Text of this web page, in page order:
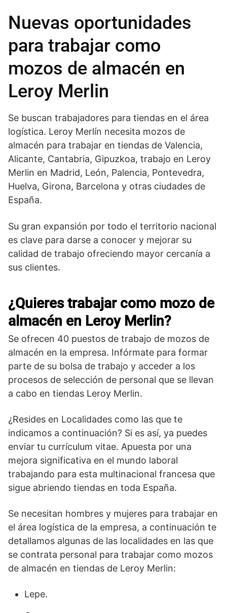
Nuevas oportunidades
para trabajar como
mozos de almacén en
Leroy Merlin
Se buscan trabajadores para tiendas en el área
logística. Leroy Merlín necesita mozos de
almacén para trabajar en tiendas de Valencia,
Alicante, Cantabria, Gipuzkoa, trabajo en Leroy
Merlin en Madrid, León, Palencia, Pontevedra,
Huelva, Girona, Barcelona y otras ciudades de
España.
Su gran expansión por todo el territorio nacional
es clave para darse a conocer y mejorar su
calidad de trabajo ofreciendo mayor cercanía a
sus clientes.
¿Quieres trabajar como mozo de
almacén en Leroy Merlin?
Se ofrecen 40 puestos de trabajo de mozos de
almacén en la empresa. Infórmate para formar
parte de su bolsa de trabajo y acceder a los
procesos de selección de personal que se llevan
a cabo en tiendas Leroy Merlin.
¿Resides en Localidades como las que te
indicamos a continuación? Si es así, ya puedes
enviar tu currículum vitae. Apuesta por una
mejora significativa en el mundo laboral
trabajando para esta multinacional francesa que
sigue abriendo tiendas en toda España.
Se necesitan hombres y mujeres para trabajar en
el área logística de la empresa, a continuación te
detallamos algunas de las localidades en las que
se contrata personal para trabajar como mozos
de almacén en tiendas de Leroy Merlin:
Lepe.